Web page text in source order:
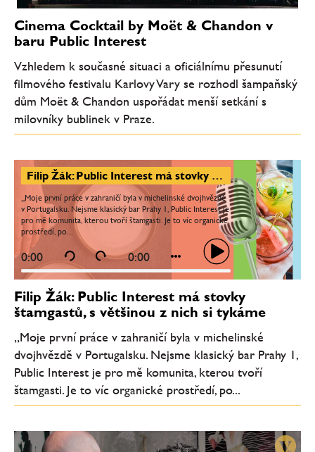
Cinema Cocktail by Moët & Chandon v
baru Public Interest
Vzhledem k současné situaci a oficiálnímu přesunutí
filmového festivalu Karlovy Vary se rozhodl šampaňský
dům Moët & Chandon uspořádat menší setkání s
milovníky bublinek v Praze.
Filip Žák: Public Interest má stovky štamgastů, s většinou z nich si tykáme
„Moje první práce v zahraničí byla v michelinské dvojhvězdě
v Portugalsku. Nejsme klasický bar Prahy 1, Public Interest je
pro mě komunita, kterou tvoří štamgasti. Je to víc organické
prostředí, po...
0:00 0:00
Filip Žák: Public Interest má stovky
štamgastů, s většinou z nich si tykáme
„Moje první práce v zahraničí byla v michelinské
dvojhvězdě v Portugalsku. Nejsme klasický bar Prahy 1,
Public Interest je pro mě komunita, kterou tvoří
štamgasti. Je to víc organické prostředí, po...